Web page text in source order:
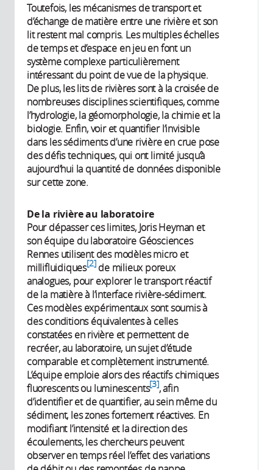
Toutefois, les mécanismes de transport et
d’échange de matière entre une rivière et son
lit restent mal compris. Les multiples échelles
de temps et d’espace en jeu en font un
système complexe particulièrement
intéressant du point de vue de la physique.
De plus, les lits de rivières sont à la croisée de
nombreuses disciplines scientifiques, comme
l’hydrologie, la géomorphologie, la chimie et la
biologie. Enfin, voir et quantifier l’invisible
dans les sédiments d’une rivière en crue pose
des défis techniques, qui ont limité jusqu’à
aujourd’hui la quantité de données disponible
sur cette zone.
De la rivière au laboratoire
Pour dépasser ces limites, Joris Heyman et
son équipe du laboratoire Géosciences
Rennes utilisent des modèles micro et
millifluidiques 2 de milieux poreux
analogues, pour explorer le transport réactif
de la matière à l’interface rivière-sédiment.
Ces modèles expérimentaux sont soumis à
des conditions équivalentes à celles
constatées en rivière et permettent de
recréer, au laboratoire, un sujet d’étude
comparable et complètement instrumenté.
L’équipe emploie alors des réactifs chimiques
fluorescents ou luminescents 3 , afin
d’identifier et de quantifier, au sein même du
sédiment, les zones fortement réactives. En
modifiant l’intensité et la direction des
écoulements, les chercheurs peuvent
observer en temps réel l’effet des variations